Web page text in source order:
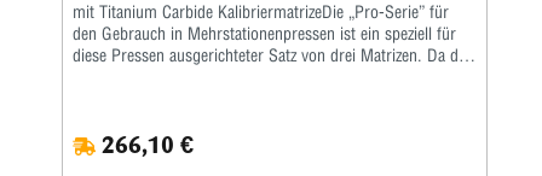
mit Titanium Carbide KalibriermatrizeDie „Pro-Serie” für
den Gebrauch in Mehrstationenpressen ist ein speziell für
diese Pressen ausgerichteter Satz von drei Matrizen. Da die
hervorragende Redding-Titaniumkarbidmatrize enthalten,
die komplett mit Ausstoßer geliefert wird. Die richtige
266,10 €